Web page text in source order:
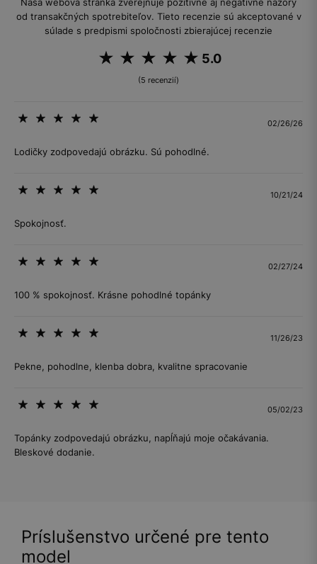
od transakčných spotrebiteľov. Tieto recenzie sú akceptované v
súlade s predpismi spoločnosti zbierajúcej recenzie
5.0
(5 recenzií)
02/26/26
Lodičky zodpovedajú obrázku. Sú pohodlné.
10/21/24
Spokojnosť.
02/27/24
100 % spokojnosť. Krásne pohodlné topánky
11/26/23
Pekne, pohodlne, klenba dobra, kvalitne spracovanie
05/02/23
Topánky zodpovedajú obrázku, napĺňajú moje očakávania.
Bleskové dodanie.
Príslušenstvo určené pre tento
model